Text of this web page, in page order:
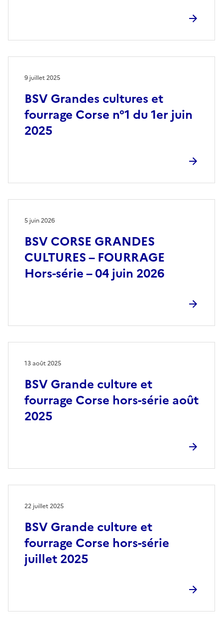
BSV Grandes cultures et
fourrage Corse n°1 du 1er juin
2025
9 juillet 2025
BSV CORSE GRANDES
CULTURES – FOURRAGE
Hors-série – 04 juin 2026
5 juin 2026
BSV Grande culture et
fourrage Corse hors-série août
2025
13 août 2025
BSV Grande culture et
fourrage Corse hors-série
juillet 2025
22 juillet 2025